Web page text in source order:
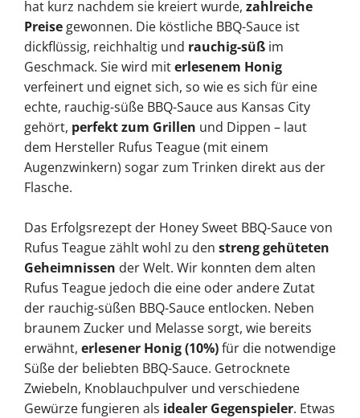
hat kurz nachdem sie kreiert wurde, zahlreiche
Preise gewonnen. Die köstliche BBQ-Sauce ist
dickflüssig, reichhaltig und rauchig-süß im
Geschmack. Sie wird miterlesenem Honig
verfeinert und eignet sich, so wie es sich für eine
echte, rauchig-süße BBQ-Sauce aus Kansas City
gehört, perfekt zum Grillen und Dippen – laut
dem Hersteller Rufus Teague (mit einem
Augenzwinkern) sogar zum Trinken direkt aus der
Flasche.
Das Erfolgsrezept der Honey Sweet BBQ-Sauce von
Rufus Teague zählt wohl zu den streng gehüteten
Geheimnissen der Welt. Wir konnten dem alten
Rufus Teague jedoch die eine oder andere Zutat
der rauchig-süßen BBQ-Sauce entlocken. Neben
braunem Zucker und Melasse sorgt, wie bereits
erwähnt, erlesener Honig (10%)für die notwendige
Süße der beliebten BBQ-Sauce. Getrocknete
Zwiebeln, Knoblauchpulver und verschiedene
Gewürze fungieren als idealer Gegenspieler. Etwas